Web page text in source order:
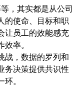
，其实都是从公司
的使命、目标和职
让员工的效能感充
率。
战，数据的罗列和
务决策提供共识性
。